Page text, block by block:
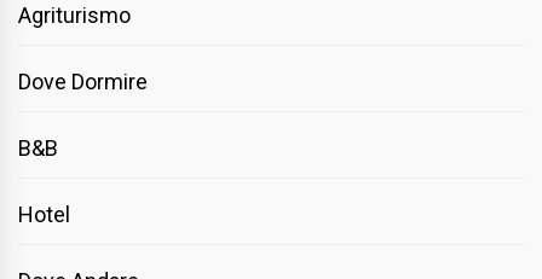
Agriturismo
Dove Dormire
B&B
Hotel